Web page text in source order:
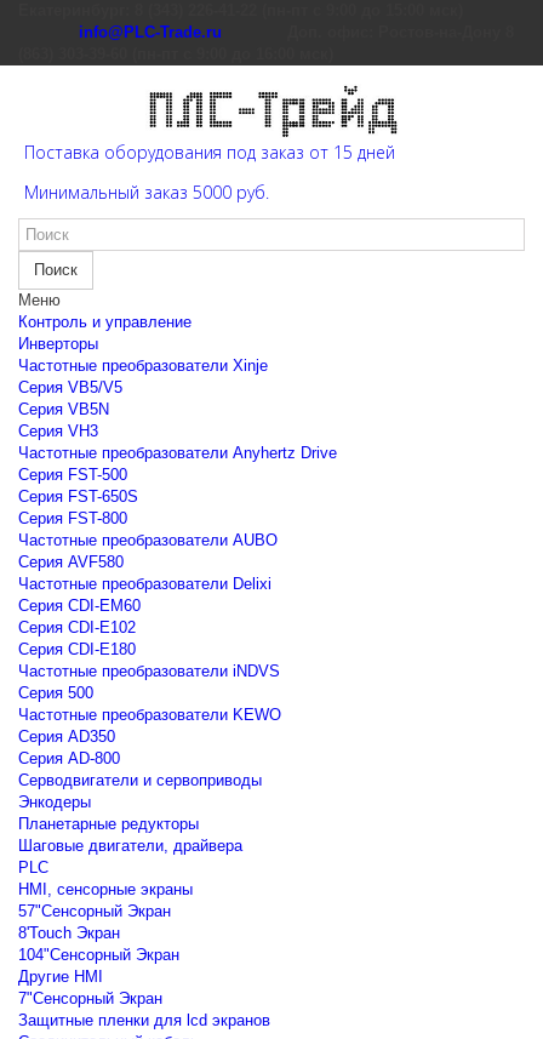
info@PLC-Trade.ru
Поставка оборудования под заказ от 15 дней
Минимальный заказ 5000 руб.
Поиск
Меню
Контроль и управление
Инверторы
Частотные преобразователи Xinje
Cерия VB5/V5
Cерия VB5N
Cерия VH3
Частотные преобразователи Anyhertz Drive
Серия FST-500
Серия FST-650S
Серия FST-800
Частотные преобразователи AUBO
Серия AVF580
Частотные преобразователи Delixi
Серия CDI-EM60
Серия CDI-E102
Серия CDI-E180
Частотные преобразователи iNDVS
Серия 500
Частотные преобразователи KEWO
Серия AD350
Серия AD-800
Серводвигатели и сервоприводы
Энкодеры
Планетарные редукторы
Шаговые двигатели, драйвера
PLC
HMI, сенсорные экраны
57"Сенсорный Экран
8'Touch Экран
104"Сенсорный Экран
Другие HMI
7"Сенсорный Экран
Защитные пленки для lcd экранов